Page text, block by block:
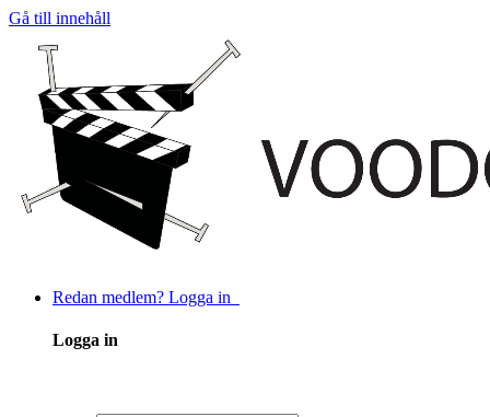
Gå till innehåll
Redan medlem? Logga in
Logga in